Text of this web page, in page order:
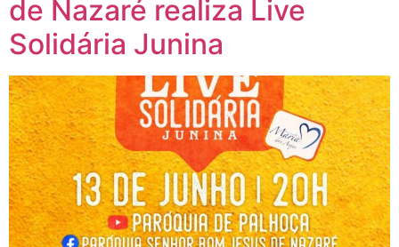
de Nazaré realiza Live
Solidária Junina